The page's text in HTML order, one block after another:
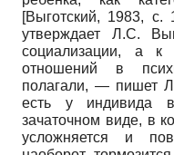
[Выготский, 1983, с.
утверждает Л.С.
социализации, а к
отношений в
полагали, — пишет
есть у индивида
зачаточном виде, в
усложняется и